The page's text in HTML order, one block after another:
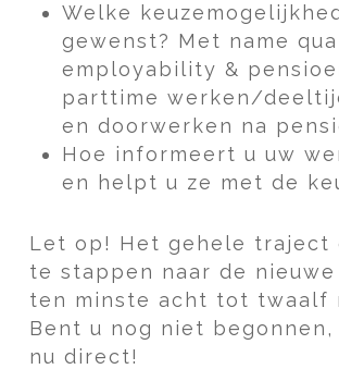
Welke
gewenst? Met name qua
employability &
parttime werken/
en doorwerken na
Hoe informeert u uw
en helpt u ze met de
Let op! Het gehele traject
te stappen naar de
ten minste acht tot twaalf
Bent u nog niet
nu direct!